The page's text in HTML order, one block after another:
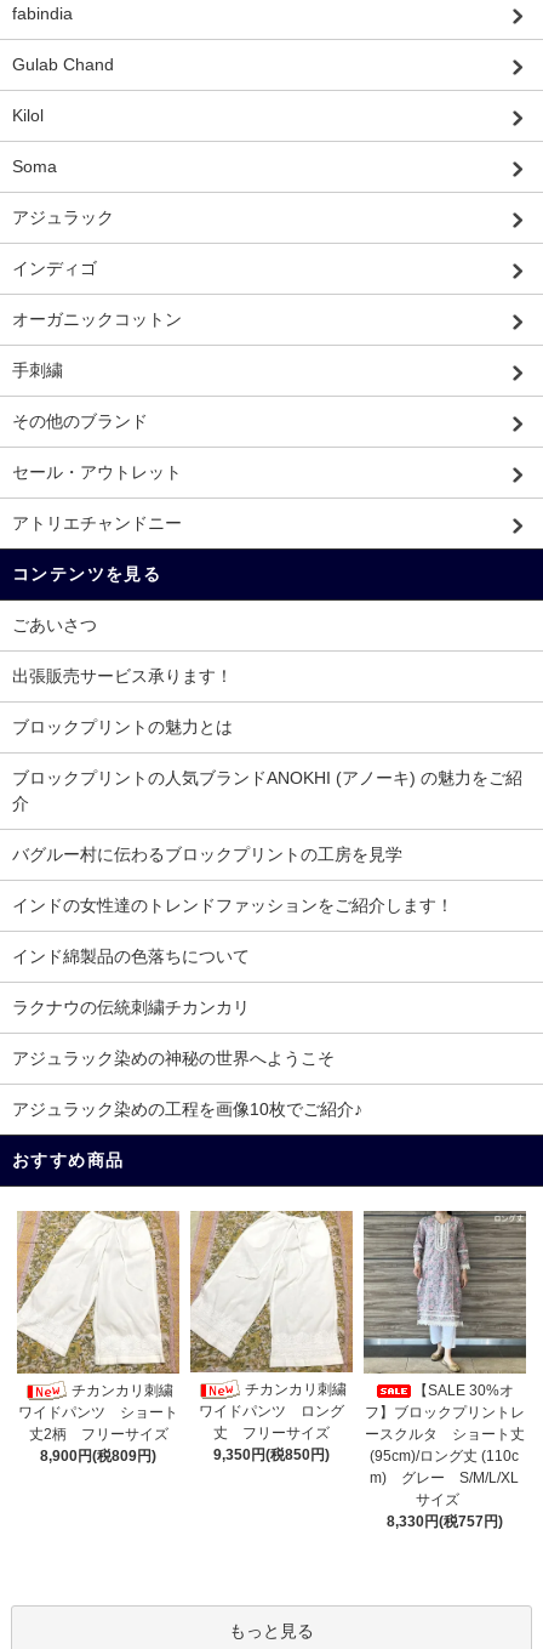
fabindia
Gulab Chand
Kilol
Soma
アジュラック
インディゴ
オーガニックコットン
手刺繍
その他のブランド
セール・アウトレット
アトリエチャンドニー
コンテンツを見る
ごあいさつ
出張販売サービス承ります！
ブロックプリントの魅力とは
ブロックプリントの人気ブランドANOKHI (アノーキ) の魅力をご紹
介
バグルー村に伝わるブロックプリントの工房を見学
インドの女性達のトレンドファッションをご紹介します！
インド綿製品の色落ちについて
ラクナウの伝統刺繍チカンカリ
アジュラック染めの神秘の世界へようこそ
アジュラック染めの工程を画像10枚でご紹介♪
おすすめ商品
チカンカリ刺繍
ワイドパンツ ショート
丈2柄 フリーサイズ
8,900円(税809円)
チカンカリ刺繍
ワイドパンツ ロング
丈 フリーサイズ
9,350円(税850円)
【SALE 30%オ
フ】ブロックプリントレ
ースクルタ ショート丈
(95cm)/ロング丈 (110c
m) グレー S/M/L/XL
サイズ
8,330円(税757円)
もっと見る